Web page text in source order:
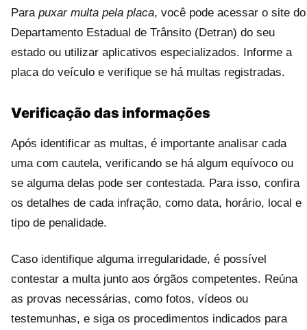
Para puxar multa pela placa, você pode acessar o site do
Departamento Estadual de Trânsito (Detran) do seu
estado ou utilizar aplicativos especializados. Informe a
placa do veículo e verifique se há multas registradas.
Verificação das informações
Após identificar as multas, é importante analisar cada
uma com cautela, verificando se há algum equívoco ou
se alguma delas pode ser contestada. Para isso, confira
os detalhes de cada infração, como data, horário, local e
tipo de penalidade.
Caso identifique alguma irregularidade, é possível
contestar a multa junto aos órgãos competentes. Reúna
as provas necessárias, como fotos, vídeos ou
testemunhas, e siga os procedimentos indicados para